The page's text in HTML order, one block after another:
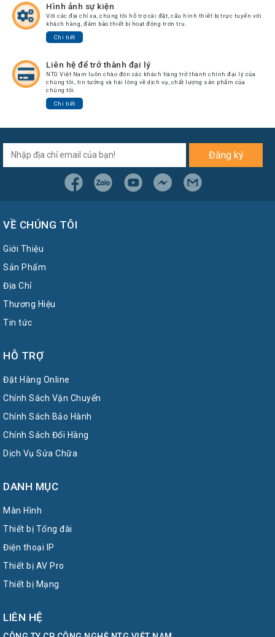
Hình ảnh sự kiện
Với các địa chỉ xa, chúng tôi hỗ trợ cài đặt, cấu hình thiết bị trực tuyến với
khách hàng, đảm bảo thiết bị hoạt động trơn tru.
Chi tiết
Liên hệ để trở thành đại lý
NTG Việt Nam luôn chào đón các khách hàng trở thành chính đại lý của
chúng tôi, tin tưởng và hài lòng về dịch vụ, chất lượng sản phẩm của
chúng tôi.
Chi tiết
Đăng ký
VỀ CHÚNG TÔI
Giới Thiệu
Sản Phẩm
Địa Chỉ
Thương Hiệu
Tin tức
HỖ TRỢ
Đặt Hàng Online
Chính Sách Vận Chuyển
Chính Sách Bảo Hành
Chính Sách Đổi Hàng
Dịch Vụ Sửa Chữa
DANH MỤC
Màn Hình
Thiết bị Tổng đài
Điện thoại IP
Thiết bị AV Pro
Thiết bị Mạng
LIÊN HỆ